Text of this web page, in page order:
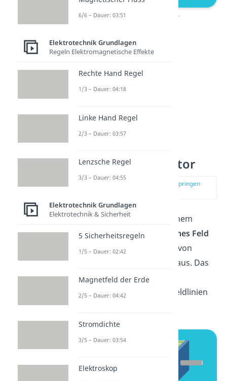
Plattenkondensator
Plattenkondensator
zur Stelle im Video springen
Wir wissen also, dass in einem
Kondensator einelektrisches Feld
entsteht. Dabei gehen wir von
einem homogenen E-Feld aus. Das
heißt, dass zwischen den
Kondensatorplatten alle Feldlinien
6/6 – Dauer: 03:51
Elektrotechnik Grundlagen
Regeln Elektromagnetische Effekte
Rechte Hand Regel
1/3 – Dauer: 04:18
Linke Hand Regel
2/3 – Dauer: 03:57
Lenzsche Regel
3/3 – Dauer: 04:55
Elektrotechnik Grundlagen
Elektrotechnik & Sicherheit
5 Sicherheitsregeln
1/5 – Dauer: 02:42
Magnetfeld der Erde
2/5 – Dauer: 04:42
Stromdichte
3/5 – Dauer: 03:54
Elektroskop